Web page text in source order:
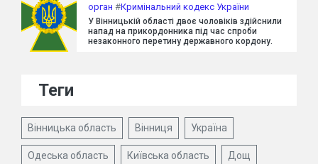
орган #Кримінальний кодекс України
У Вінницькій області двоє чоловіків здійснили
напад на прикордонника під час спроби
незаконного перетину державного кордону.
Теги
Вінницька область Вінниця Україна
Одеська область Київська область Дощ